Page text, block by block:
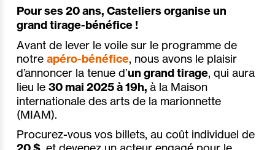
Pour ses 20 ans, Casteliers organise un
grand tirage-bénéfice !
Avant de lever le voile sur le programme de
notre apéro-bénéfice, nous avons le plaisir
d’annoncer la tenue d’un grand tirage, qui aura
lieu le 30 mai 2025 à 19h, à la Maison
internationale des arts de la marionnette
(MIAM).
Procurez-vous vos billets, au coût individuel de